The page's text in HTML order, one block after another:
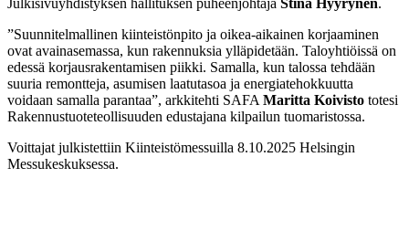
Julkisivuyhdistyksen hallituksen puheenjohtaja Stina Hyyrynen.
”Suunnitelmallinen kiinteistönpito ja oikea-aikainen korjaaminen
ovat avainasemassa, kun rakennuksia ylläpidetään. Taloyhtiöissä on
edessä korjausrakentamisen piikki. Samalla, kun talossa tehdään
suuria remontteja, asumisen laatutasoa ja energiatehokkuutta
voidaan samalla parantaa”, arkkitehti SAFA Maritta Koivisto totesi
Rakennustuoteteollisuuden edustajana kilpailun tuomaristossa.
Voittajat julkistettiin Kiinteistömessuilla 8.10.2025 Helsingin
Messukeskuksessa.